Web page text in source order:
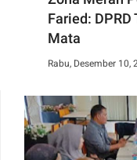
Faried:
Mata
Rabu, Desember 10,